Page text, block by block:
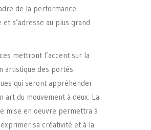
de la performance
et s’adresse au plus grand
mettront l’accent sur la
artistique des portés
qui seront appréhender
art du mouvement à deux. La
mise en oeuvre permettra à
sa créativité et à la